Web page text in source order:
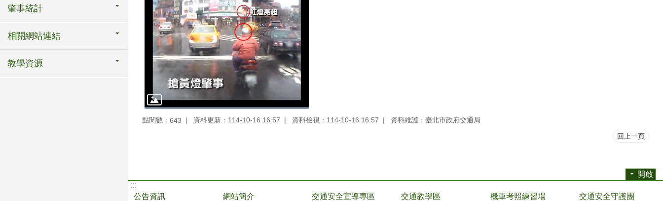
肇事統計
相關網站連結
教學資源
點閱數： 643 資料更新：114-10-16 16:57 資料檢視：114-10-16 16:57 資料維護：臺北市政府交通局
回上一頁
開啟
:::
公告資訊
網站簡介 交通安全宣導專區 交通教學區 機車考照練習場 交通安全守護團